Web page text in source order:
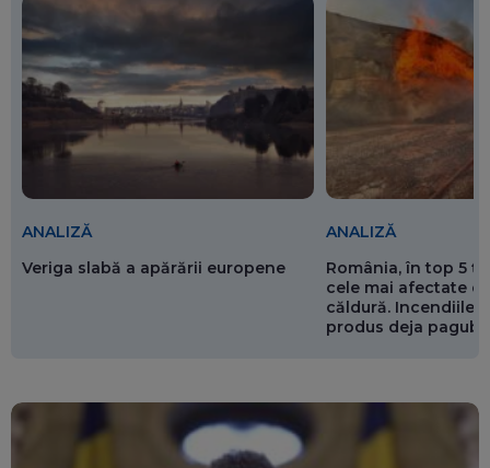
ANALIZĂ
Veriga slabă a apărării europene
ANALIZĂ
România, în top 5
cele mai afectate
căldură. Incendiile
produs deja